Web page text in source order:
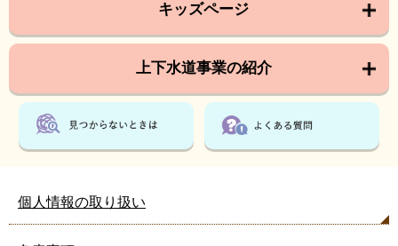
キッズページ
上下水道事業の紹介
個人情報の取り扱い